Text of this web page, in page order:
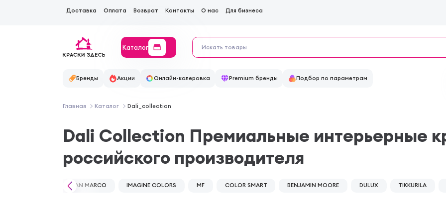
Доставка Оплата Возврат Контакты О нас Для бизнеса
Каталог
Бренды Акции Онлайн-колеровка Premium бренды Подбор по параметрам
Главная Каталог Dali_collection
Dali Collection Премиальные интерьерные
российского производителя
SAN MARCO IMAGINE COLORS MF COLOR SMART BENJAMIN MOORE DULUX TIKKURILA